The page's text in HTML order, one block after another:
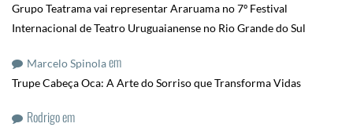
Grupo Teatrama vai representar Araruama no 7º Festival
Internacional de Teatro Uruguaianense no Rio Grande do Sul
Marcelo Spinolaem
Trupe Cabeça Oca: A Arte do Sorriso que Transforma Vidas
Rodrigoem